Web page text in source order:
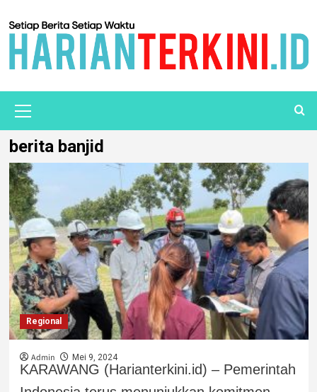
berita banjid
Regional
Admin Mei 9, 2024
KARAWANG (Harianterkini.id) – Pemerintah